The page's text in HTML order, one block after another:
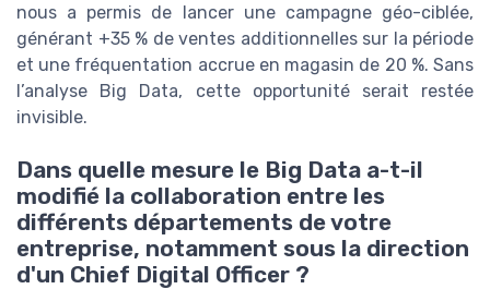
nous a permis de lancer une campagne géo-ciblée,
générant +35 % de ventes additionnelles sur la période
et une fréquentation accrue en magasin de 20 %. Sans
l’analyse Big Data, cette opportunité serait restée
invisible.
Dans quelle mesure le Big Data a-t-il
modifié la collaboration entre les
différents départements de votre
entreprise, notamment sous la direction
d'un Chief Digital Officer ?